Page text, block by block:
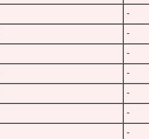
-
-
-
-
-
-
-